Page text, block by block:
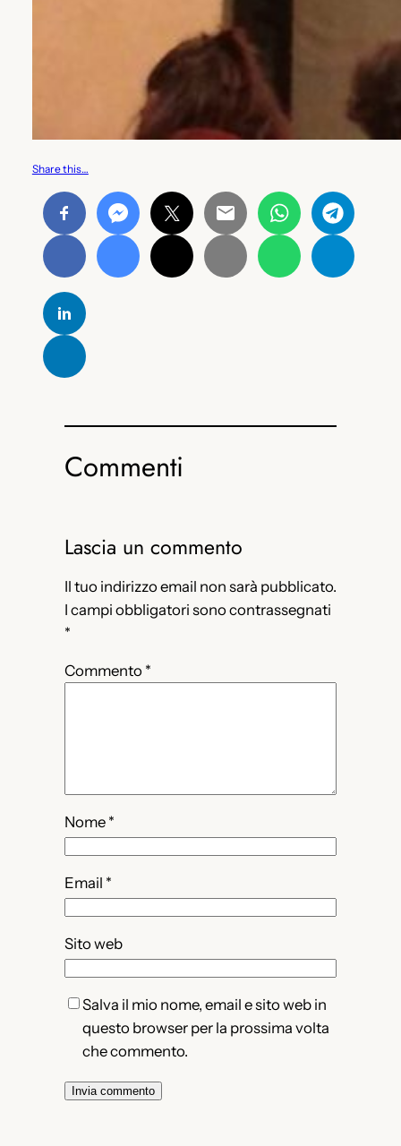
Share this…
Commenti
Lascia un commento
Il tuo indirizzo email non sarà pubblicato.
I campi obbligatori sono contrassegnati
*
Commento *
Nome *
Email *
Sito web
Salva il mio nome, email e sito web in
questo browser per la prossima volta
che commento.